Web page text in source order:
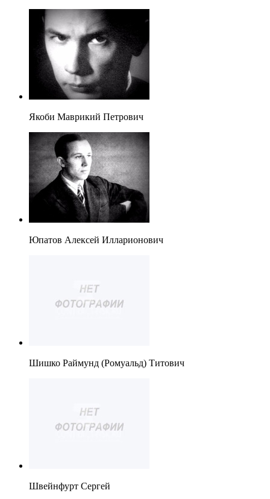
Якоби Маврикий Петрович
Юпатов Алексей Илларионович
Шишко Раймунд (Ромуальд) Титович
Швейнфурт Сергей